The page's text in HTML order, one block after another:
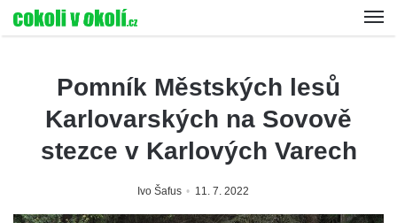
Pomník Městských lesů
Karlovarských na Sovově
stezce v Karlových Varech
Ivo Šafus 11. 7. 2022